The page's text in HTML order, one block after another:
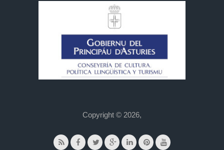
Copyright © 2026,